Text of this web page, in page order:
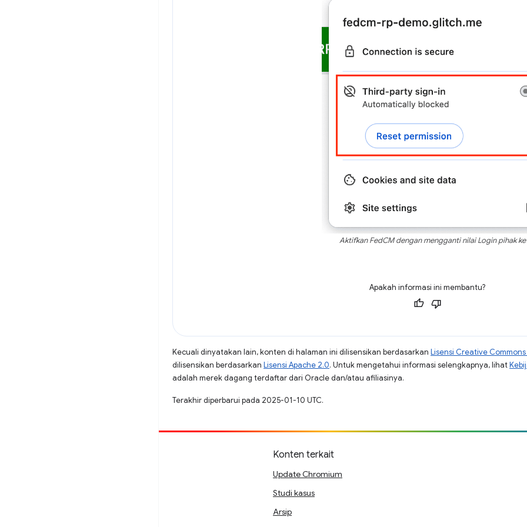
Aktifkan FedCM dengan mengganti nilai Login pihak
Apakah informasi ini membantu?
Kecuali dinyatakan lain, konten di halaman ini dilisensikan berdasarkan Lisensi Creative
dilisensikan berdasarkan Lisensi Apache 2.0. Untuk mengetahui informasi selengkapnya, lihat
adalah merek dagang terdaftar dari Oracle dan/atau afiliasinya.
Terakhir diperbarui pada 2025-01-10 UTC.
Konten terkait
Update Chromium
Studi kasus
Arsip